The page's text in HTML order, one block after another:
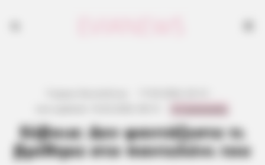
Εύβοια: Δεν φαντάζεστε τι
βρέθηκε στο παντελόνι του